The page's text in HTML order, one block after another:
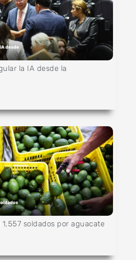
la IA desde la
soldados por aguacate